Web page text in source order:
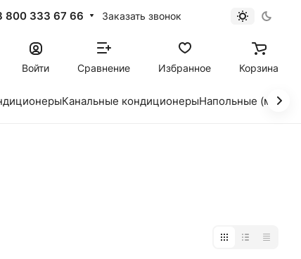
800 333 67 66 Заказать звонок
Войти
Сравнение Избранное Корзина
Канальные кондиционерыНапольные